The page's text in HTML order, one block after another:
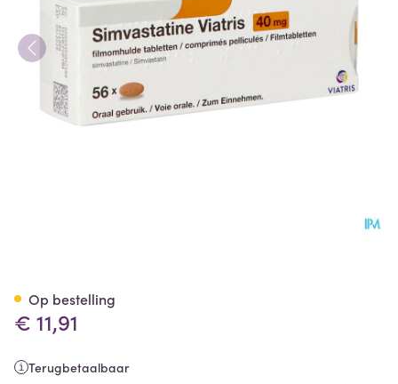
€ 11,91
Terugbetaalbaar
Op bestelling